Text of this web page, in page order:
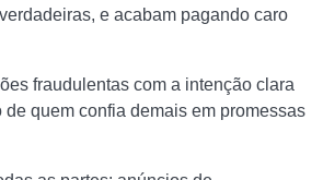
e acabam pagando caro
fraudulentas com a intenção clara
quem confia demais em promessas